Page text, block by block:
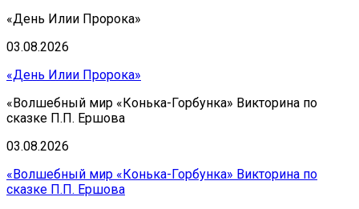
«День Илии Пророка»
03.08.2026
«День Илии Пророка»
«Волшебный мир «Конька-Горбунка» Викторина по
сказке П.П. Ершова
03.08.2026
«Волшебный мир «Конька-Горбунка» Викторина по
сказке П.П. Ершова